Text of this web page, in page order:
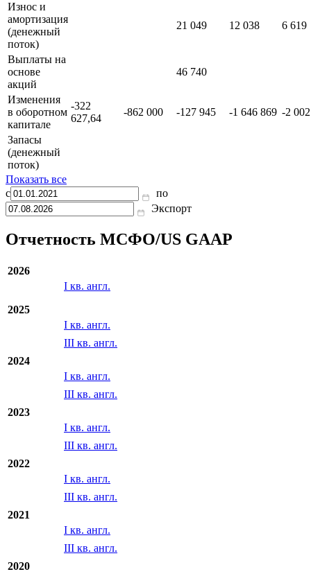
Износ и
амортизация
(денежный
поток)
21 049 12 038 6 619
Выплаты на
основе
акций
46 740
Изменения
в оборотном
капитале
-322
627,64
-862 000 -127 945 -1 646 869 -2
Запасы
(денежный
поток)
Показать все
с
по
Экспорт
Отчетность МСФО/US GAAP
2026
I кв. англ.
2025
I кв. англ.
III кв. англ.
2024
I кв. англ.
III кв. англ.
2023
I кв. англ.
III кв. англ.
2022
I кв. англ.
III кв. англ.
2021
I кв. англ.
III кв. англ.
2020